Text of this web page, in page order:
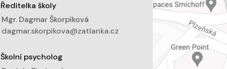
Ředitelka školy
Mgr. Dagmar Škorpíková
dagmar.skorpikova@zatlanka.cz
Školní psycholog